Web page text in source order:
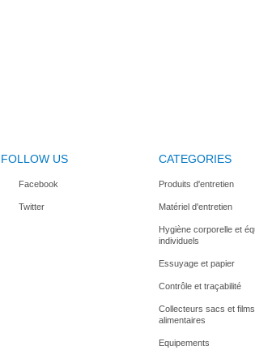
FOLLOW US
Facebook
Twitter
CATEGORIES
Produits d'entretien
Matériel d'entretien
Hygiène corporelle et
individuels
Essuyage et papier
Contrôle et traçabilité
Collecteurs sacs et films
alimentaires
Equipements